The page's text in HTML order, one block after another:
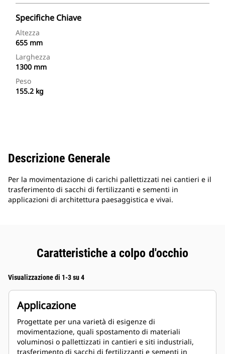
Specifiche Chiave
Altezza
655 mm
Larghezza
1300 mm
Peso
155.2 kg
Descrizione Generale
Per la movimentazione di carichi pallettizzati nei cantieri e il
trasferimento di sacchi di fertilizzanti e sementi in
applicazioni di architettura paesaggistica e vivai.
Caratteristiche a colpo d'occhio
Visualizzazione di 1-3 su 4
Applicazione
Progettate per una varietà di esigenze di
movimentazione, quali spostamento di materiali
voluminosi o pallettizzati in cantieri e siti industriali,
trasferimento di sacchi di fertilizzanti e sementi in